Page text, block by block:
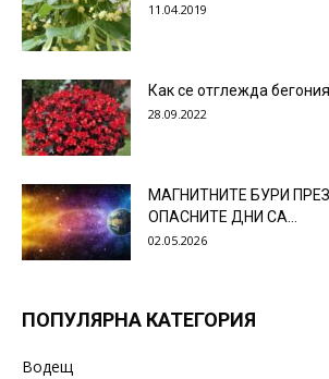
11.04.2019
Как се отглежда бегония
28.09.2022
МАГНИТНИТЕ БУРИ
ОПАСНИТЕ ДНИ СА…
02.05.2026
ПОПУЛЯРНА КАТЕГОРИЯ
Водещ